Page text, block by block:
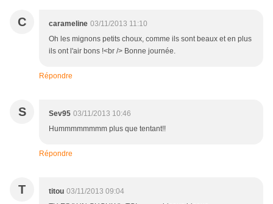
C carameline 03/11/2013 11:10
Oh les mignons petits choux, comme ils sont beaux et en plus
ils ont l'air bons !<br /> Bonne journée.
Répondre
S Sev95 03/11/2013 10:46
Hummmmmmmm plus que tentant!!
Répondre
T titou 03/11/2013 09:04